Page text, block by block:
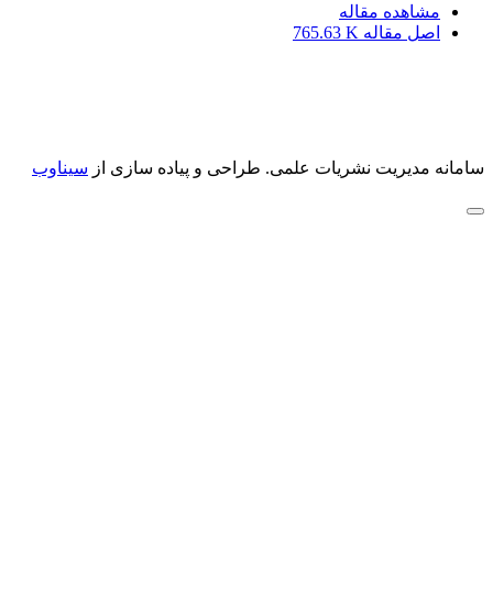
مشاهده مقاله
اصل مقاله 765.63 K
سامانه مدیریت نشریات علمی. طراحی و پیاده سازی از سیناوب